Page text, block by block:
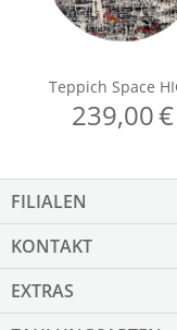
FILIALEN
KONTAKT
EXTRAS